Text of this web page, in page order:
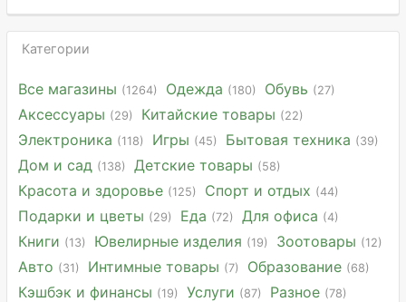
Категории
Все магазины (1264) Одежда (180) Обувь (27)
Аксессуары (29) Китайские товары (22)
Электроника (118) Игры (45) Бытовая техника (39)
Дом и сад (138) Детские товары (58)
Красота и здоровье (125) Спорт и отдых (44)
Подарки и цветы (29) Еда (72) Для офиса (4)
Книги (13) Ювелирные изделия (19) Зоотовары (12)
Авто (31) Интимные товары (7) Образование (68)
Кэшбэк и финансы (19) Услуги (87) Разное (78)